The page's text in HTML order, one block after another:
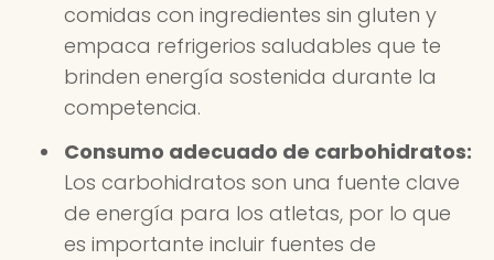
comidas con ingredientes sin gluten y
empaca refrigerios saludables que te
brinden energía sostenida durante la
competencia.
Consumo adecuado de carbohidratos:
Los carbohidratos son una fuente clave
de energía para los atletas, por lo que
es importante incluir fuentes de